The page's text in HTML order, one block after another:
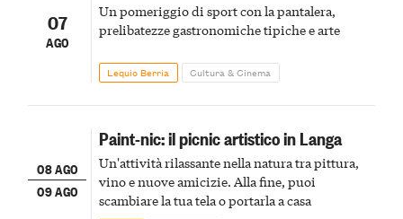
07
AGO
Un pomeriggio di sport con la pantalera,
prelibatezze gastronomiche tipiche e arte
Lequio Berria Cultura & Cinema
08 AGO
09 AGO
Paint-nic: il picnic artistico in Langa
Un'attività rilassante nella natura tra pittura,
vino e nuove amicizie. Alla fine, puoi
scambiare la tua tela o portarla a casa